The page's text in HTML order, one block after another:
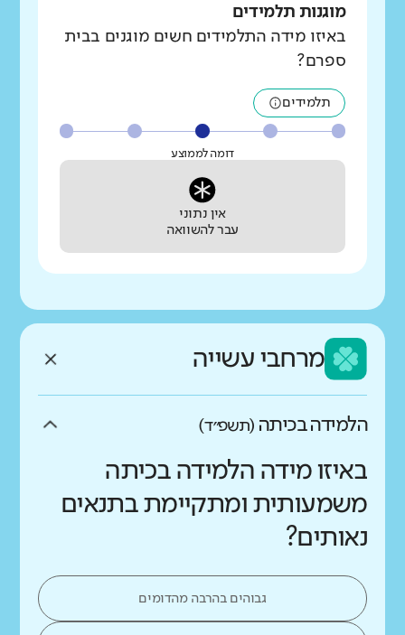
מוגנות תלמידים
באיזו מידה התלמידים חשים מוגנים בבית
ספרם?
תלמידים
דומה לממוצע
אין נתוני
עבר להשוואה
מרחבי עשייה
הלמידה בכיתה (תשפ״ד)
באיזו מידה הלמידה בכיתה
משמעותית ומתקיימת בתנאים
נאותים?
גבוהים בהרבה מהדומים